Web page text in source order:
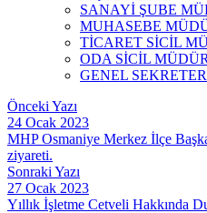
SANAYİ ŞUBE
MUHASEBE
TİCARET SİCİL
ODA SİCİL
GENEL
Önceki Yazı
24 Ocak 2023
MHP Osmaniye Merkez İlçe
ziyareti.
Sonraki Yazı
27 Ocak 2023
Yıllık İşletme Cetveli Hakkında